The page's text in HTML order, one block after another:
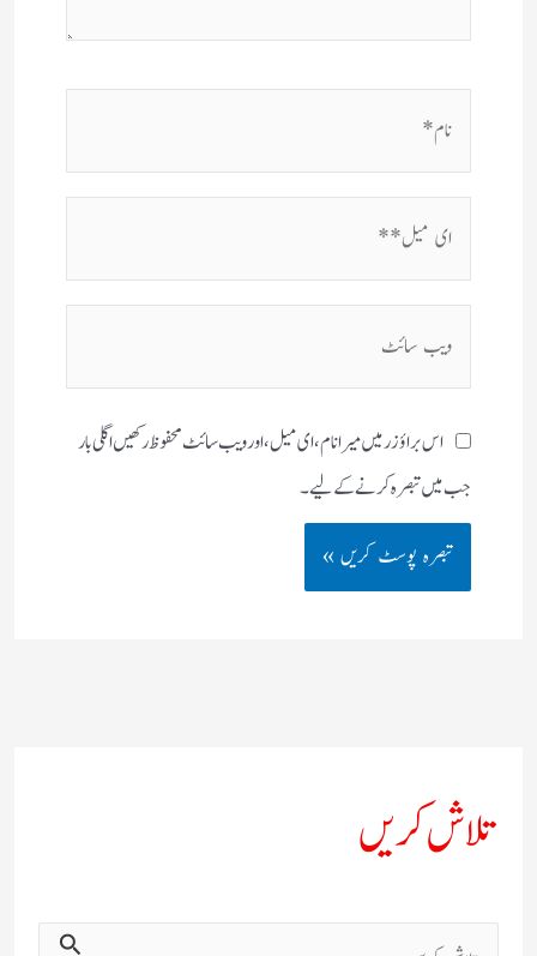
اس براؤزر میں میرا نام، ای میل، اور ویب سائٹ محفوظ رکھیں اگلی بار
جب میں تبصرہ کرنے کےلیے۔
تلاش کریں